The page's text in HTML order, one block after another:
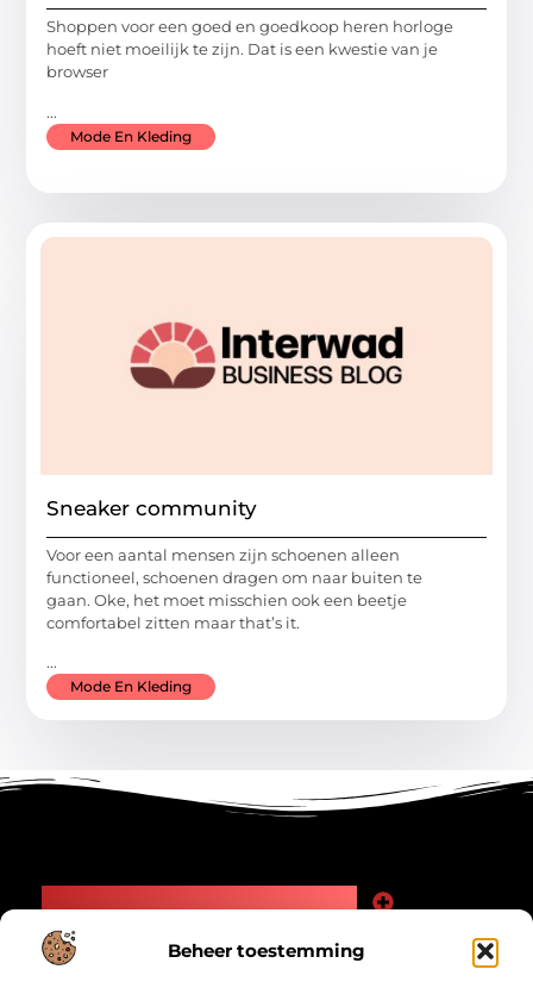
Beheer toestemming
Shoppen voor een goed en goedkoop heren horloge
hoeft niet moeilijk te zijn. Dat is een kwestie van je
browser
...
Mode En Kleding
Sneaker community
Voor een aantal mensen zijn schoenen alleen
functioneel, schoenen dragen om naar buiten te
gaan. Oke, het moet misschien ook een beetje
comfortabel zitten maar that’s it.
...
Mode En Kleding
Bericht categorie